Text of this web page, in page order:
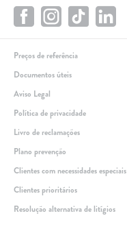
Preços de referência
Documentos úteis
Aviso Legal
Política de privacidade
Livro de reclamações
Plano prevenção
Clientes com necessidades especiais
Clientes prioritários
Resolução alternativa de litígios